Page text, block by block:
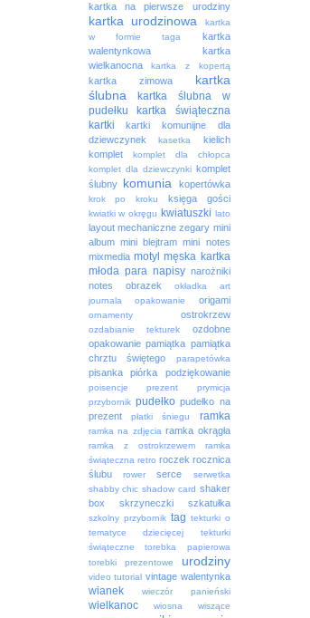
kartka na pierwsze urodziny
kartka urodzinowa
kartka
w formie taga
kartka
walentynkowa
kartka
wielkanocna
kartka z kopertą
kartka zimowa
kartka
ślubna
kartka ślubna w
pudełku
kartka świąteczna
kartki
kartki komunijne dla
dziewczynek
kasetka
kielich
komplet
komplet dla chłopca
komplet dla dziewczynki komplet
ślubny
komunia kopertówka
krok po kroku księga gości
kwiatki w okręgu kwiatuszki lato
layout mechaniczne zegary mini
album mini blejtram mini notes
mixmedia motyl męska kartka
młoda para napisy narożniki
notes
obrazek
okładka art
journala
opakowanie origami
ornamenty ostrokrzew
ozdabianie tekturek
ozdobne
opakowanie pamiątka pamiątka
chrztu świętego
parapetówka
pisanka piórka podziękowanie
poisencje prezent
prymicja
przybornik pudełko pudełko na
prezent
płatki śniegu ramka
ramka na zdjęcia ramka okrągła
ramka z ostrokrzewem
ramka
świąteczna retro roczek rocznica
ślubu
rower serce
serwetka
shabby chic shadow card shaker
box
skrzyneczki szkatułka
szkolny przybornik tag tekturki o
tematyce dziecięcej
tekturki
świąteczne
torebka papierowa
torebki prezentowe
urodziny
video tutorial vintage walentynka
wianek wieczór panieński
wielkanoc wiosna
wiszące